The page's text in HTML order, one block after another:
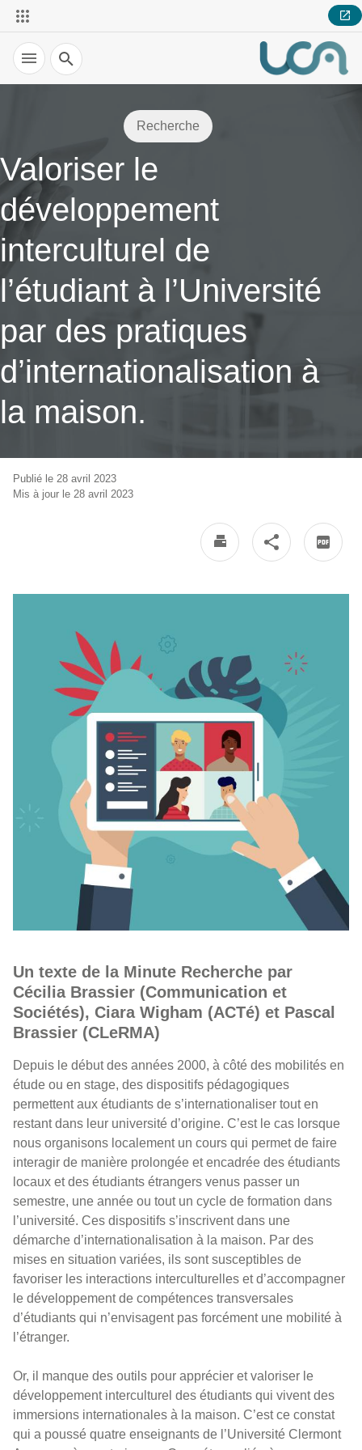
Recherche
Recherche
Valoriser le
développement
interculturel de
l’étudiant à l’Université
par des pratiques
d’internationalisation à
la maison.
Publié le 28 avril 2023
Mis à jour le 28 avril 2023
Un texte de la Minute Recherche par
Cécilia Brassier (Communication et
Sociétés), Ciara Wigham (ACTé) et Pascal
Brassier (CLeRMA)
Depuis le début des années 2000, à côté des mobilités en
étude ou en stage, des dispositifs pédagogiques
permettent aux étudiants de s’internationaliser tout en
restant dans leur université d’origine. C’est le cas lorsque
nous organisons localement un cours qui permet de faire
interagir de manière prolongée et encadrée des étudiants
locaux et des étudiants étrangers venus passer un
semestre, une année ou tout un cycle de formation dans
l’université. Ces dispositifs s’inscrivent dans une
démarche d’internationalisation à la maison. Par des
mises en situation variées, ils sont susceptibles de
favoriser les interactions interculturelles et d’accompagner
le développement de compétences transversales
d’étudiants qui n’envisagent pas forcément une mobilité à
l’étranger.
Or, il manque des outils pour apprécier et valoriser le
développement interculturel des étudiants qui vivent des
immersions internationales à la maison. C’est ce constat
qui a poussé quatre enseignants de l’Université Clermont